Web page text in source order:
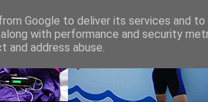
Google to deliver its services and
with performance and security
address abuse.